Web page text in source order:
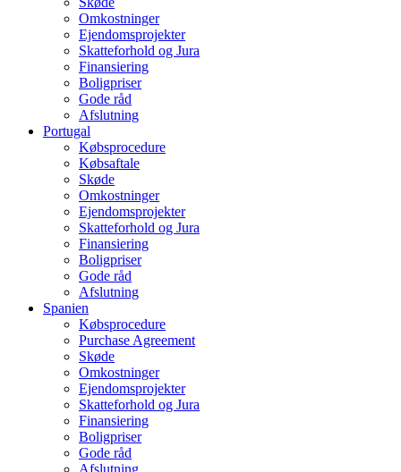
Omkostninger
Ejendomsprojekter
Skatteforhold og Jura
Finansiering
Boligpriser
Gode råd
Afslutning
Portugal
Købsprocedure
Købsaftale
Skøde
Omkostninger
Ejendomsprojekter
Skatteforhold og Jura
Finansiering
Boligpriser
Gode råd
Afslutning
Spanien
Købsprocedure
Purchase Agreement
Skøde
Omkostninger
Ejendomsprojekter
Skatteforhold og Jura
Finansiering
Boligpriser
Gode råd
Afslutning